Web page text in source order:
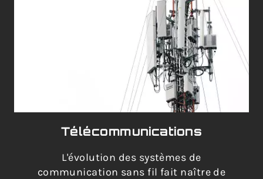
Télécommunications
L'évolution des systèmes de
communication sans fil fait naître de